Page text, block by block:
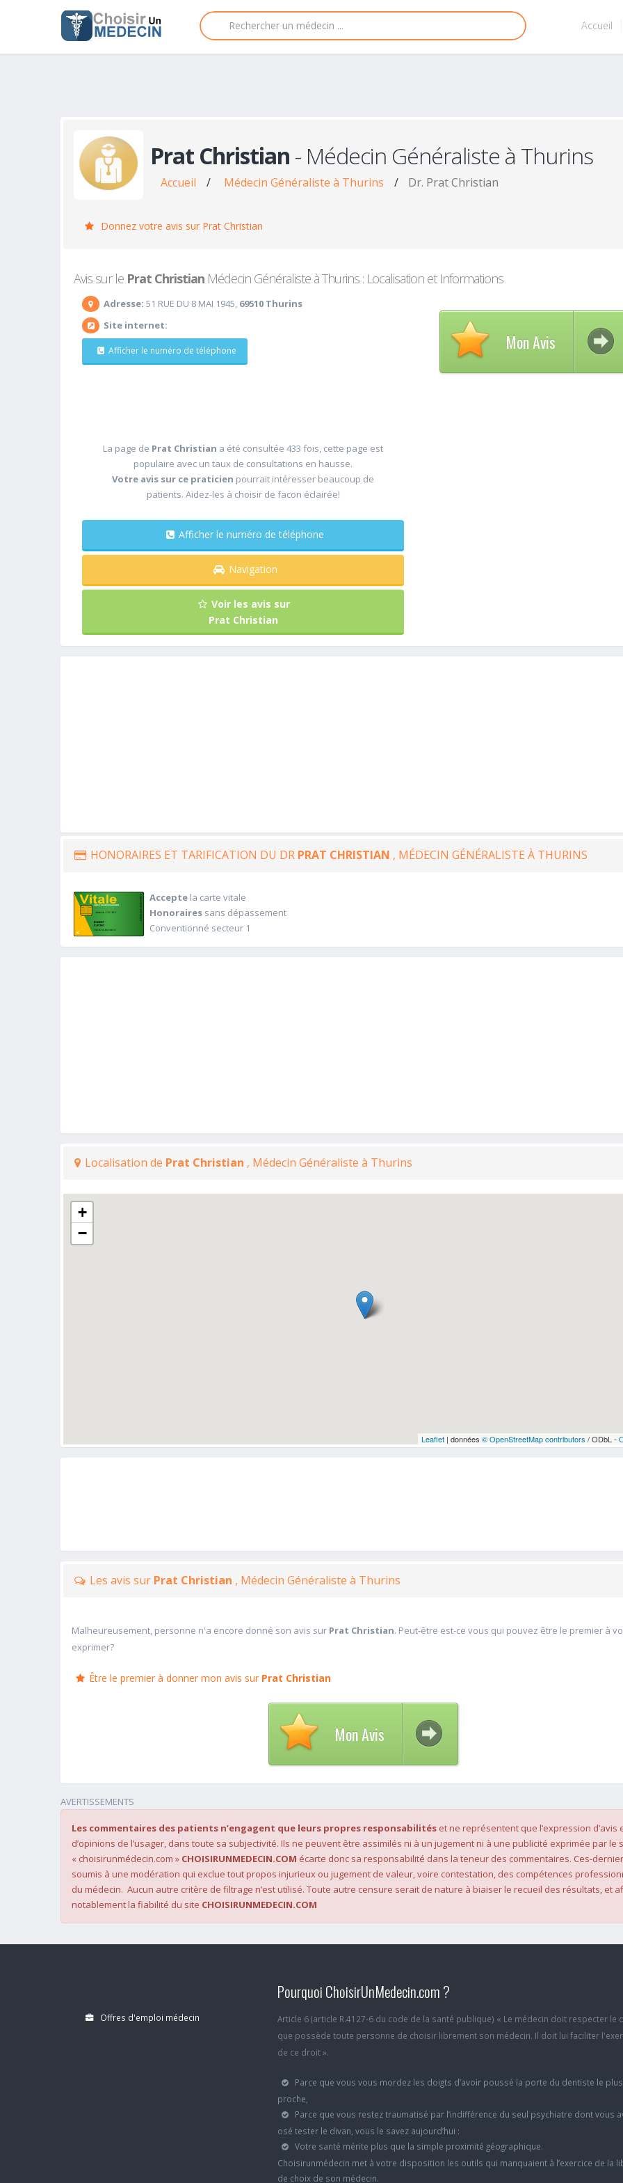
Accueil
Prat Christian - Médecin Généraliste à Thurins
Accueil / Médecin Généraliste à Thurins / Dr. Prat Christian
Donnez votre avis sur Prat Christian
Avis sur le Prat Christian Médecin Généraliste à Thurins : Localisation et Informations
Adresse: 51 RUE DU 8 MAI 1945, 69510 Thurins
Site internet:
Afficher le numéro de téléphone
La page de Prat Christian a été consultée 433 fois, cette page est
populaire avec un taux de consultations en hausse.
Votre avis sur ce praticien pourrait intéresser beaucoup de
patients. Aidez-les à choisir de facon éclairée!
Afficher le numéro de téléphone
Navigation
Voir les avis sur
Prat Christian
Mon Avis
HONORAIRES ET TARIFICATION DU DR PRAT CHRISTIAN , MÉDECIN GÉNÉRALISTE À THURINS
Acceptela carte vitale
Honorairessans dépassement
Conventionné secteur 1
Localisation de Prat Christian , Médecin Généraliste à Thurins
+
−
Leaflet| données © OpenStreetMap contributors / ODbL -
Les avis sur Prat Christian , Médecin Généraliste à Thurins
Malheureusement, personne n'a encore donné son avis sur Prat Christian. Peut-être est-ce vous qui pouvez être le premier à
exprimer?
Être le premier à donner mon avis sur Prat Christian
Mon Avis
AVERTISSEMENTS
Les commentaires des patients n’engagent que leurs propres responsabilités et ne représentent que l’expression d’avis
d’opinions de l’usager, dans toute sa subjectivité. Ils ne peuvent être assimilés ni à un jugement ni à une publicité exprimée par le
« choisirunmédecin.com » CHOISIRUNMEDECIN.COM écarte donc sa responsabilité dans la teneur des commentaires. Ces-
soumis à une modération qui exclue tout propos injurieux ou jugement de valeur, voire contestation, des compétences
du médecin. Aucun autre critère de filtrage n’est utilisé. Toute autre censure serait de nature à biaiser le recueil des résultats, et
notablement la fiabilité du site CHOISIRUNMEDECIN.COM
Offres d'emploi médecin
Pourquoi ChoisirUnMedecin.com ?
Article 6 (article R.4127-6 du code de la santé publique) « Le médecin doit respecter le
que possède toute personne de choisir librement son médecin. Il doit lui faciliter
de ce droit ».
Parce que vous vous mordez les doigts d’avoir poussé la porte du dentiste le plus
proche,
Parce que vous restez traumatisé par l’indifférence du seul psychiatre dont vous
osé tester le divan, vous le savez aujourd’hui :
Votre santé mérite plus que la simple proximité géographique.
Choisirunmédecin met à votre disposition les outils qui manquaient à l’exercice de la
de choix de son médecin.